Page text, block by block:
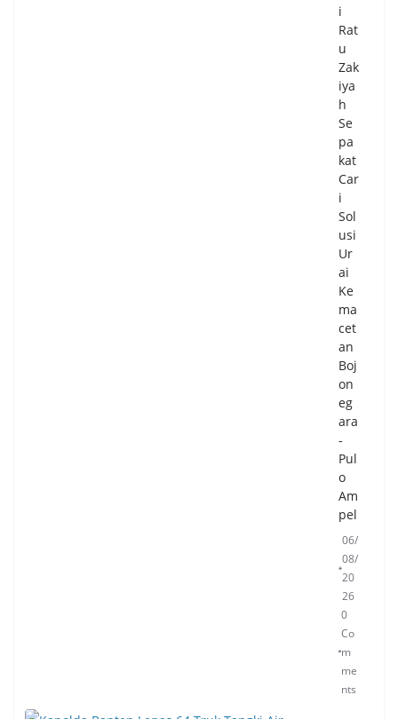
i
Rat
u
Zak
iya
h
Se
pa
kat
Car
i
Sol
usi
Ur
ai
Ke
ma
cet
an
Boj
on
eg
ara
-
Pul
o
Am
pel
06/
08/
20
26
0
Co
m
me
nts